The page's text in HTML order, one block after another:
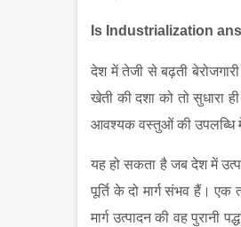
Is Industrialization
देश में तेजी से बढ़ती
खेती की दशा को तो सुधारा
आवश्यक वस्तुओं की उपलब्धि में
यह हो सकता है जब देश में
पूर्ति के दो मार्ग संभव हैं।
मार्ग उत्पादन की वह पुरानी